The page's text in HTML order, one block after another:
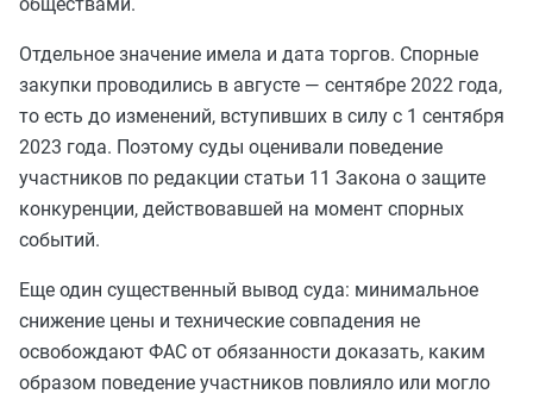
Отдельное значение имела и дата торгов. Спорные
закупки проводились в августе — сентябре 2022 года,
то есть до изменений, вступивших в силу с 1 сентября
2023 года. Поэтому суды оценивали поведение
участников по редакции статьи 11 Закона о защите
конкуренции, действовавшей на момент спорных
событий.
Еще один существенный вывод суда: минимальное
снижение цены и технические совпадения не
освобождают ФАС от обязанности доказать, каким
образом поведение участников повлияло или могло